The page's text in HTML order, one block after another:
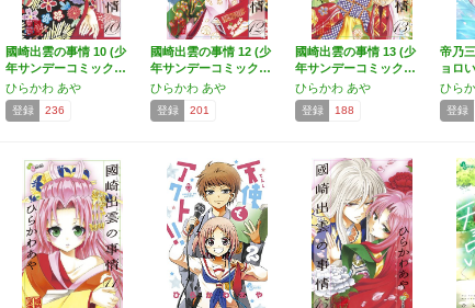
國崎出雲の事情 10 (少
年サンデーコミック…
ひらかわ あや
登録 236
國崎出雲の事情 12 (少
年サンデーコミック…
ひらかわ あや
登録 201
國崎出雲の事情 13 (少
年サンデーコミック…
ひらかわ あや
登録 188
帝乃
ョロ
ひら
登録